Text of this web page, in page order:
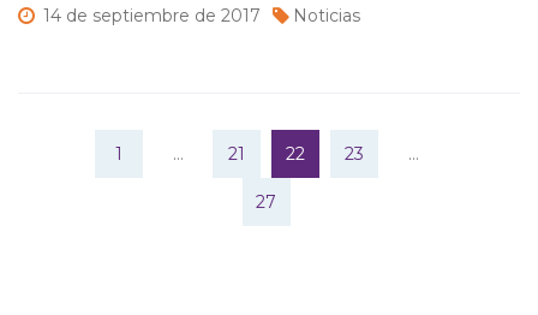
14 de septiembre de 2017 Noticias
1 … 21 22 23 …
27